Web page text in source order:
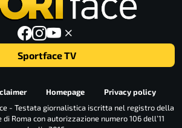
Sportface TV
Homepage
Privacy policy
- Testata giornalistica iscritta nel registro della
Roma con autorizzazione numero 106 dell’11